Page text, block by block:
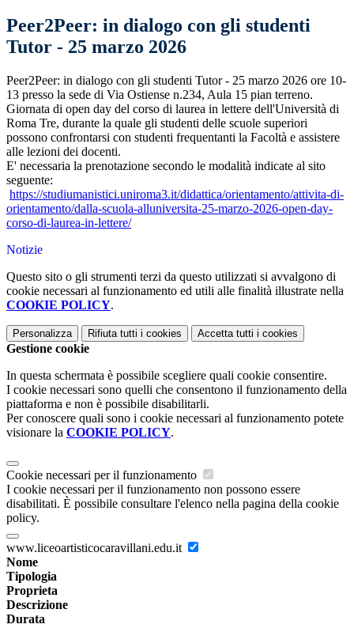
Peer2Peer: in dialogo con gli studenti
Tutor - 25 marzo 2026
Peer2Peer: in dialogo con gli studenti Tutor - 25 marzo 2026 ore 10-
13 presso la sede di Via Ostiense n.234, Aula 15 pian terreno.
Giornata di open day del corso di laurea in lettere dell'Università di
Roma Tre, durante la quale gli studenti delle scuole superiori
possono confrontarsi con studenti frequentanti la Facoltà e assistere
alle lezioni dei docenti.
E' necessaria la prenotazione secondo le modalità indicate al sito
seguente:
https://studiumanistici.uniroma3.it/didattica/orientamento/attivita-di-
orientamento/dalla-scuola-alluniversita-25-marzo-2026-open-day-
corso-di-laurea-in-lettere/
Notizie
Questo sito o gli strumenti terzi da questo utilizzati si avvalgono di
cookie necessari al funzionamento ed utili alle finalità illustrate nella
COOKIE POLICY.
Personalizza Rifiuta tutti i cookies Accetta tutti i cookies
Gestione cookie
In questa schermata è possibile scegliere quali cookie consentire.
I cookie necessari sono quelli che consentono il funzionamento della
piattaforma e non è possibile disabilitarli.
Per conoscere quali sono i cookie necessari al funzionamento potete
visionare la COOKIE POLICY.
Cookie necessari per il funzionamento
I cookie necessari per il funzionamento non possono essere
disabilitati. È possibile consultare l'elenco nella pagina della cookie
policy.
www.liceoartisticocaravillani.edu.it
Nome
Tipologia
Proprieta
Descrizione
Durata